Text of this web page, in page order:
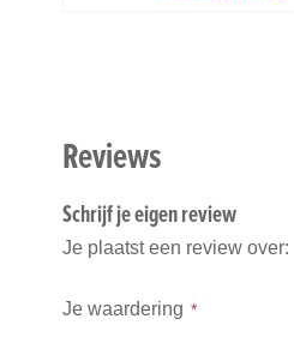
Reviews
Schrijf je eigen review
Je plaatst een review over:
Je waardering